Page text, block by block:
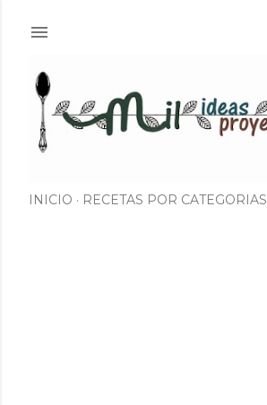
INICIO RECETAS POR CATEGORIAS